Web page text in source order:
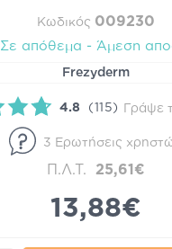
Κωδικός 009230
Σε απόθεμα - Άμεση
Frezyderm
4.8 (115) Γράψε
3 Ερωτήσεις
Π.Λ.Τ. 25,61€
13,88€